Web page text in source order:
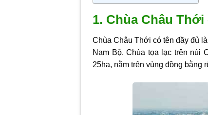
1. Chùa Châu
Chùa Châu Thới có tên đầy đủ
Nam Bộ. Chùa tọa lạc trên núi
25ha, nằm trên vùng đồng bằng